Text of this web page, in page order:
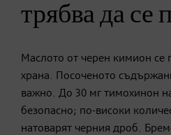
трябва да се
Маслото от черен кимион се
храна. Посоченото
важно. До 30 мг тимохинон
безопасно; по-високи
натоварят черния дроб.